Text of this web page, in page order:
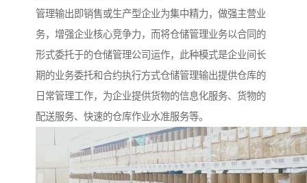
管理输出即销售或生产型企业为集中精力，做强主营业
务，增强企业核心竞争力，而将仓储管理业务以合同的
形式委托于的仓储管理公司运作，此种模式是企业间长
期的业务委托和合约执行方式仓储管理输出提供仓库的
日常管理工作，为企业提供货物的信息化服务、货物的
配送服务、快速的仓库作业水准服务等。